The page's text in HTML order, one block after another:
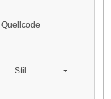
Quellcode
Stil